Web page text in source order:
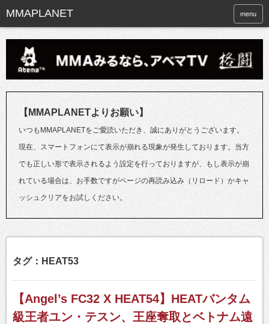
menu
【MMAPLANETよりお願い】
いつもMMAPLANETをご愛読いただき、誠にありがとうございます。
現在、スマートフォンにて表示が崩れる現象が発生しております。当方
でも正しい形で表示されるよう設定を行っておりますが、もし表示が崩
れている場合は、お手数ですがページの再読み込み（リロード）かキャ
ッシュクリアをお試しください。
タグ：HEAT53
【Angel’s FC32 X HEAT54】HEATバンタム
級王者ユン・テスン、王座奪取とベトナム遠